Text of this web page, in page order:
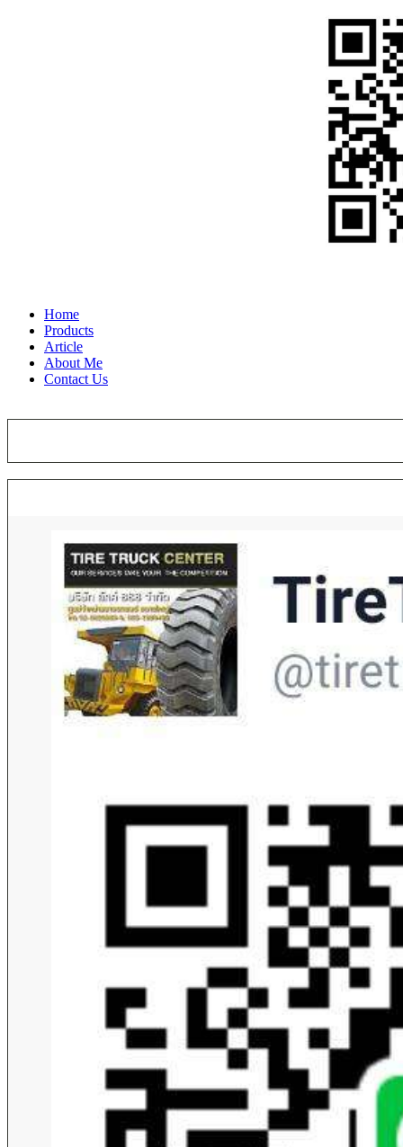
Home
Products
Article
About Me
Contact Us